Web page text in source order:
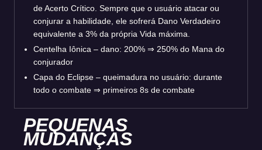
de Acerto Crítico. Sempre que o usuário atacar ou
conjurar a habilidade, ele sofrerá Dano Verdadeiro
equivalente a 3% da própria Vida máxima.
Centelha Iônica – dano: 200% ⇒ 250% do Mana do
conjurador
Capa do Eclipse – queimadura no usuário: durante
todo o combate ⇒ primeiros 8s de combate
PEQUENAS
MUDANÇAS